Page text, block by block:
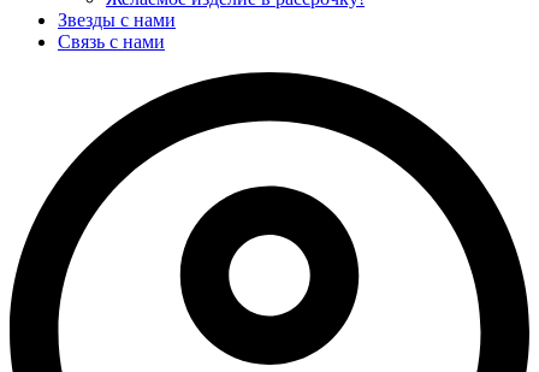
Звезды с нами
Связь с нами